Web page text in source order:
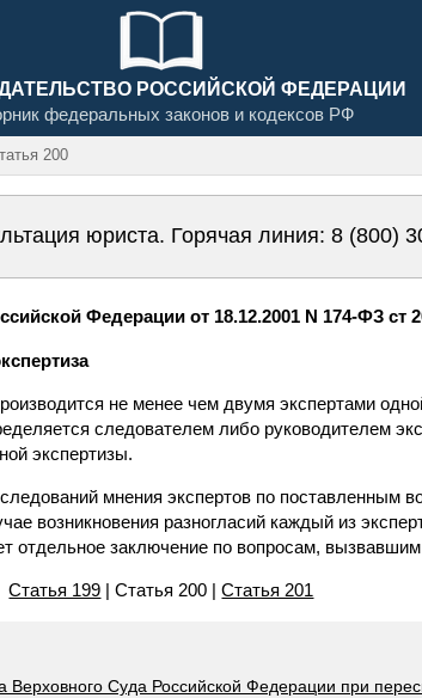
РОССИЙСКОЙ ФЕДЕРАЦИИ
федеральных законов и кодексов РФ
200
юриста. Горячая линия: 8 (800)
Федерации от 18.12.2001 N 174-ФЗ ст
не менее чем двумя экспертами
следователем либо руководителем
экспертизы.
мнения экспертов по поставленным
возникновения разногласий каждый из
отдельное заключение по вопросам, вызвавшим
Статья 199 | Статья 200 |Статья 201
Суда Российской Федерации при